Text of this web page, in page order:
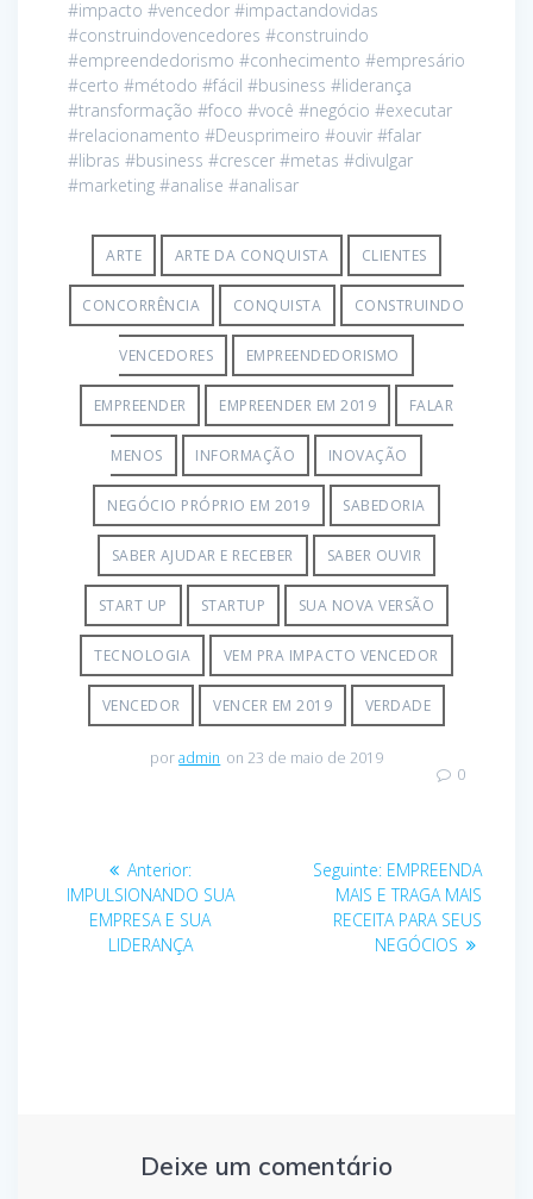
#impacto #vencedor #impactandovidas
#construindovencedores #construindo
#empreendedorismo #conhecimento #empresário
#certo #método #fácil #business #liderança
#transformação #foco #você #negócio #executar
#relacionamento #Deusprimeiro #ouvir #falar
#libras #business #crescer #metas #divulgar
#marketing #analise #analisar
ARTE ARTE DA CONQUISTA CLIENTES
CONCORRÊNCIA CONQUISTA CONSTRUINDO
VENCEDORES EMPREENDEDORISMO
EMPREENDER EMPREENDER EM 2019 FALAR
MENOS INFORMAÇÃO INOVAÇÃO
NEGÓCIO PRÓPRIO EM 2019 SABEDORIA
SABER AJUDAR E RECEBER SABER OUVIR
START UP STARTUP SUA NOVA VERSÃO
TECNOLOGIA VEM PRA IMPACTO VENCEDOR
VENCEDOR VENCER EM 2019 VERDADE
poradmin on 23 de maio de 2019
0
Anterior:
IMPULSIONANDO SUA
EMPRESA E SUA
LIDERANÇA
Seguinte: EMPREENDA
MAIS E TRAGA MAIS
RECEITA PARA SEUS
NEGÓCIOS
Deixe um comentário